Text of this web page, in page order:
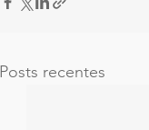
Posts recentes